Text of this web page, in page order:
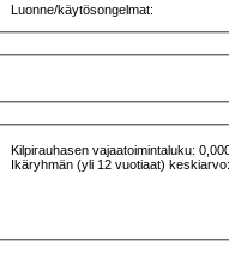
Luonne/käytösongelmat:
Kilpirauhasen vajaatoimintaluku:
Ikäryhmän (yli 12 vuotiaat)